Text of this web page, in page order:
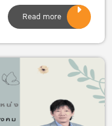
Read more